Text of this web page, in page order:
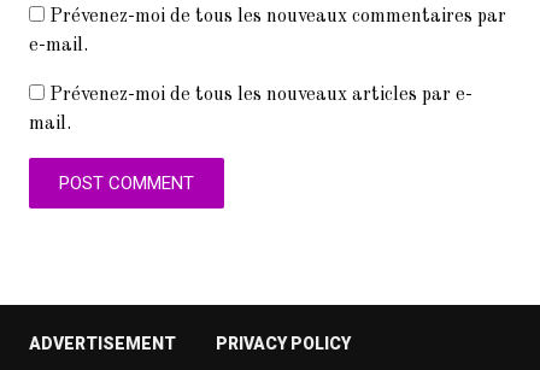
Prévenez-moi de tous les nouveaux commentaires par
e-mail.
Prévenez-moi de tous les nouveaux articles par e-
mail.
ADVERTISEMENT PRIVACY POLICY